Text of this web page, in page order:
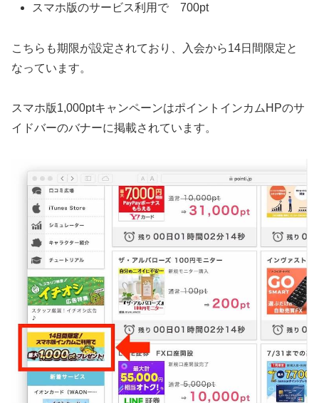
スマホ版のサービス利用で 700pt
こちらも期限が設定されており、入会から14日間限定と
なっています。
スマホ版1,000ptキャンペーンはポイントインカムHPのサ
イドバーのバナーに掲載されています。